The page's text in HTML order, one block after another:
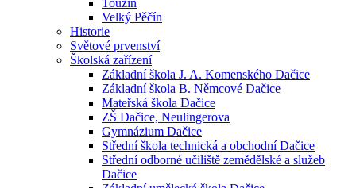
Toužín
Velký Pěčín
Historie
Světové prvenství
Školská zařízení
Základní škola J. A. Komenského Dačice
Základní škola B. Němcové Dačice
Mateřská škola Dačice
ZŠ Dačice, Neulingerova
Gymnázium Dačice
Střední škola technická a obchodní Dačice
Střední odborné učiliště zemědělské a služeb
Dačice